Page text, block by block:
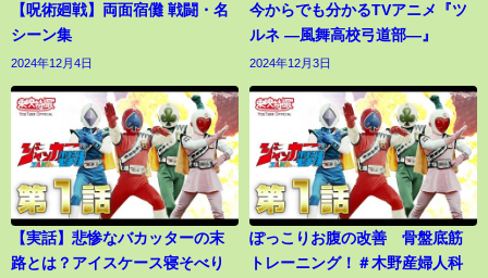
【呪術廻戦】両面宿儺 戦闘・名
シーン集
2024年12月4日
今からでも分かるTVアニメ『ツ
ルネ ―風舞高校弓道部―』
2024年12月3日
【実話】悲惨なバカッターの末
路とは？アイスケース寝そべり
ぽっこりお腹の改善 骨盤底筋
トレーニング！＃木野産婦人科